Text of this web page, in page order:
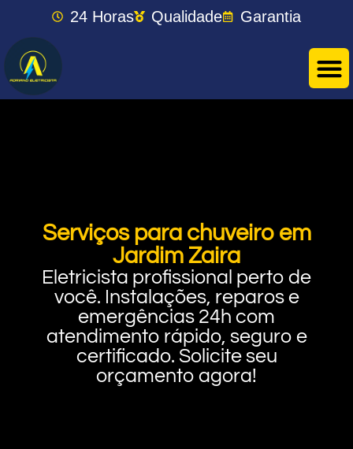
24 Horas Qualidade Garantia
Serviços para chuveiro em
Jardim Zaira
Eletricista profissional perto de
você. Instalações, reparos e
emergências 24h com
atendimento rápido, seguro e
certificado. Solicite seu
orçamento agora!